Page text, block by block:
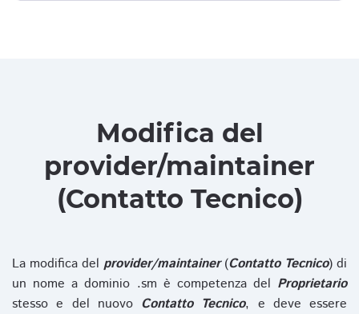
Modifica del
provider/maintainer
(Contatto Tecnico)
La modifica del provider/maintainer(Contatto Tecnico) di
un nome a dominio .sm è competenza del Proprietario
stesso e del nuovo Contatto Tecnico, e deve essere